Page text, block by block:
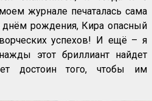
журнале печаталась сама
рождения, Кира опасный
успехов! И ещё – я
этот бриллиант найдет
достоин того, чтобы им